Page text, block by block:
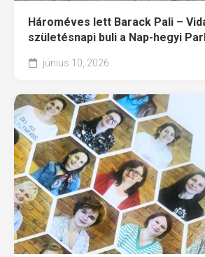
Hároméves lett Barack Pali –
születésnapi buli a Nap-hegyi
június 10, 2026